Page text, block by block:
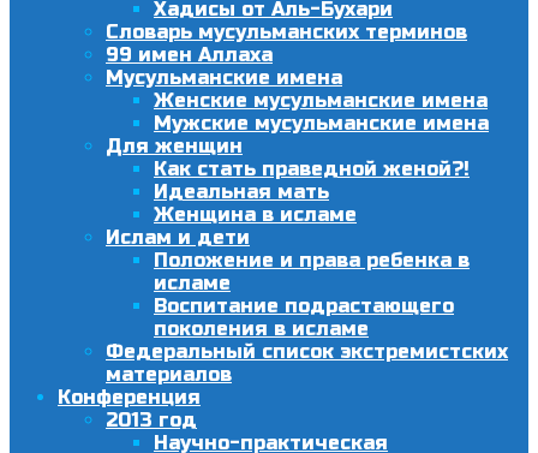
Хадисы от Аль-Бухари
Словарь мусульманских терминов
99 имен Аллаха
Мусульманские имена
Женские мусульманские имена
Мужские мусульманские имена
Для женщин
Как стать праведной женой?!
Идеальная мать
Женщина в исламе
Ислам и дети
Положение и права ребенка в
исламе
Воспитание подрастающего
поколения в исламе
Федеральный список экстремистских
материалов
Конференция
2013 год
Научно-практическая